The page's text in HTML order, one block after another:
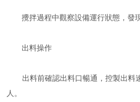
攪拌過程中觀察設備運行狀態，發現
出料操作
出料前確認出料口暢通，控製出料
人。